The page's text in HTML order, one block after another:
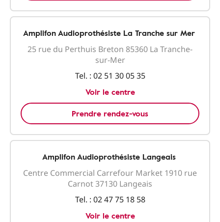
Amplifon Audioprothésiste La Tranche sur Mer
25 rue du Perthuis Breton 85360 La Tranche-
sur-Mer
Tel. : 02 51 30 05 35
Voir le centre
Prendre rendez-vous
Amplifon Audioprothésiste Langeais
Centre Commercial Carrefour Market 1910 rue
Carnot 37130 Langeais
Tel. : 02 47 75 18 58
Voir le centre